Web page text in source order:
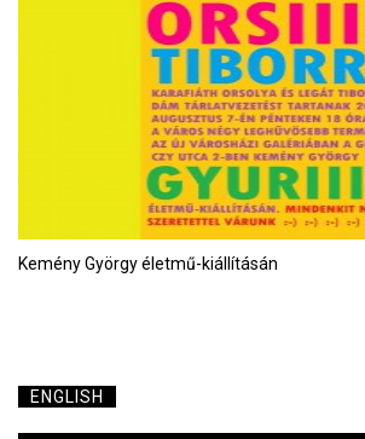
Kemény György életmű-kiállításán
ENGLISH